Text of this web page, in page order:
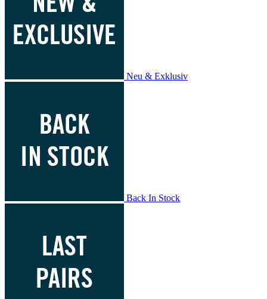
Neu & Exklusiv
Back In Stock